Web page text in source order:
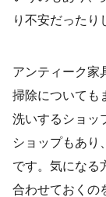
り不安だったり
アンティーク家
掃除についても
洗いするショッ
ショップもあり
です。気になる
合わせておくの